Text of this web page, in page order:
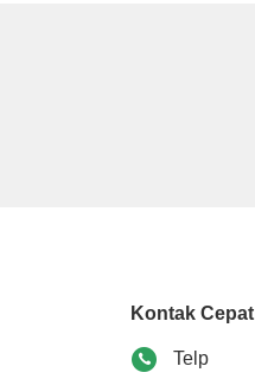
Kontak Cepat
Telp